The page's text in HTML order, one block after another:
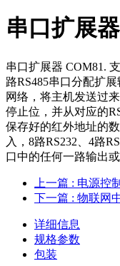
串口扩展器
串口扩展器 COM81.
路RS485串口分配扩
网络，将主机发送过
停止位，并从对应的
保存好的红外地址的
入，8路RS232、4路
口中的任何一路输出
上一篇 : 电源控
下一篇 : 物联网
详细信息
规格参数
包装